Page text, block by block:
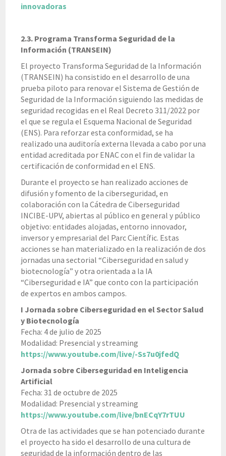
innovadoras
2.3. Programa Transforma Seguridad de la
Información (TRANSEIN)
El proyecto Transforma Seguridad de la Información
(TRANSEIN) ha consistido en el desarrollo de una
prueba piloto para renovar el Sistema de Gestión de
Seguridad de la Información siguiendo las medidas de
seguridad recogidas en el Real Decreto 311/2022 por
el que se regula el Esquema Nacional de Seguridad
(ENS). Para reforzar esta conformidad, se ha
realizado una auditoría externa llevada a cabo por una
entidad acreditada por ENAC con el fin de validar la
certificación de conformidad en el ENS.
Durante el proyecto se han realizado acciones de
difusión y fomento de la ciberseguridad, en
colaboración con la Cátedra de Ciberseguridad
INCIBE-UPV, abiertas al público en general y público
objetivo: entidades alojadas, entorno innovador,
inversor y empresarial del Parc Científic. Estas
acciones se han materializado en la realización de dos
jornadas una sectorial “Ciberseguridad en salud y
biotecnología” y otra orientada a la IA
“Ciberseguridad e IA” que conto con la participación
de expertos en ambos campos.
I Jornada sobre Ciberseguridad en el Sector Salud
y Biotecnología
Fecha: 4 de julio de 2025
Modalidad: Presencial y streaming
https://www.youtube.com/live/-Ss7u0jfedQ
Jornada sobre Ciberseguridad en Inteligencia
Artificial
Fecha: 31 de octubre de 2025
Modalidad: Presencial y streaming
https://www.youtube.com/live/bnECqY7rTUU
Otra de las actividades que se han potenciado durante
el proyecto ha sido el desarrollo de una cultura de
seguridad de la información dentro de las